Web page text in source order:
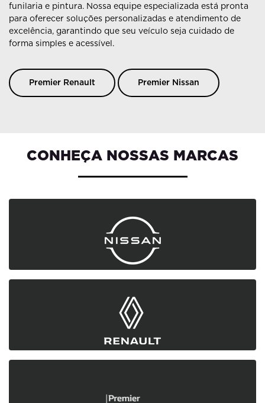
funilaria e pintura. Nossa equipe especializada está pronta
para oferecer soluções personalizadas e atendimento de
excelência, garantindo que seu veículo seja cuidado de
forma simples e acessível.
Premier Renault Premier Nissan
CONHEÇA NOSSAS MARCAS
Saiba mais
Saiba mais